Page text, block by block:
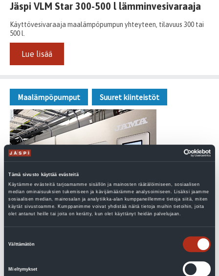
Tämä sivusto käyttää evästeitä
Käytämme evästeitä tarjoamamme sisällön ja mainosten räätälöimiseen, sosiaalisen
median ominaisuuksien tukemiseen ja kävijämäärämme analysoimiseen. Lisäksi jaamme
sosiaalisen median, mainosalan ja analytiikka-alan kumppaneillemme tietoja siitä, miten
käytät sivustoamme. Kumppanimme voivat yhdistää näitä tietoja muihin tietoihin, joita
olet antanut heille tai joita on kerätty, kun olet käyttänyt heidän palvelujaan.
Välttämätön
Mieltymykset
Jäspi VLM Star 300-500 l lämminvesivaraaja
Käyttövesivaraaja maalämpöpumpun yhteyteen, tilavuus 300 tai
500 l.
Lue lisää
Maalämpöpumput Suuret kiinteistöt
Jämä Star 24-60 kW